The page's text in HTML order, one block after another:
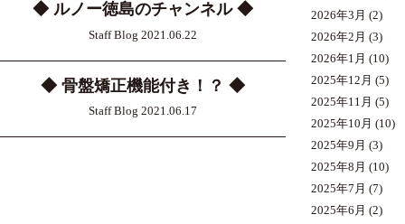
◆ ルノー徳島のチャンネル ◆
Staff Blog 2021.06.22
◆ 骨盤矯正機能付き！？ ◆
Staff Blog 2021.06.17
2026年3月 (2)
2026年2月 (3)
2026年1月 (10)
2025年12月 (5)
2025年11月 (5)
2025年10月 (10)
2025年9月 (3)
2025年8月 (10)
2025年7月 (7)
2025年6月 (2)